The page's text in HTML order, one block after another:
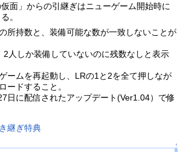
面」からの引継ぎはニューゲーム開始時に
。
所持数と、装備可能な数が一致しないことが
2人しか装備していないのに残数なしと表示
ームを再起動し、LRの1と2を全て押しなが
ードすること。
日に配信されたアップデート(Ver1.04）で修
継ぎ特典
↑